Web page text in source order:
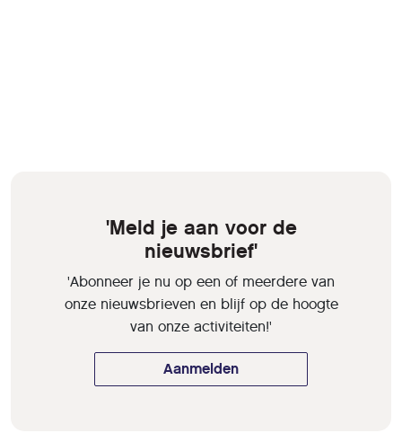
'Meld je aan voor de
nieuwsbrief'
'Abonneer je nu op een of meerdere van
onze nieuwsbrieven en blijf op de hoogte
van onze activiteiten!'
Aanmelden